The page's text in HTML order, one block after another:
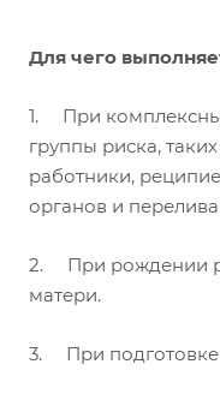
Для чего
1. При
группы риска,
работники,
органов и
2. При рождении
матери.
3. При подготовке